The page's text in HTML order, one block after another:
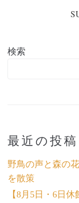
検索
最近の投稿
野鳥の声と森の
を散策
【8月5日・6日